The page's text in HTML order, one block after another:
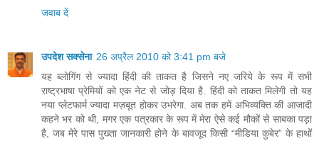
जवाब दें
उपदेश सक्सेना 26 अप्रैल 2010 को 3:41 pm बजे
यह ब्लोगिंग से ज्यादा हिंदी की ताकत है जिसने नए जरिये के रूप में सभी
राष्ट्रभाषा प्रेमियों को एक नेट से जोड़ दिया है. हिंदी को ताकत मिलेगी तो यह
नया प्लेटफार्म ज्यादा मज़बूत होकर उभरेगा. अब तक हमें अभिव्यक्ति की आजादी
कहने भर को थी, मगर एक पत्रकार के रूप में मेरा ऐसे कई मौकों से साबका पड़ा
है, जब मेरे पास पुख्ता जानकारी होने के बावजूद किसी “मीडिया कुबेर” के हाथों